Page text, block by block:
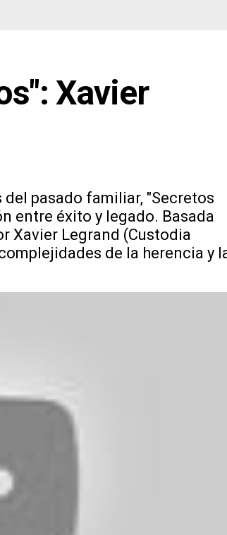
Xavier
pasado familiar, "Secretos
entre éxito y legado. Basada
Xavier Legrand (Custodia
de la herencia y